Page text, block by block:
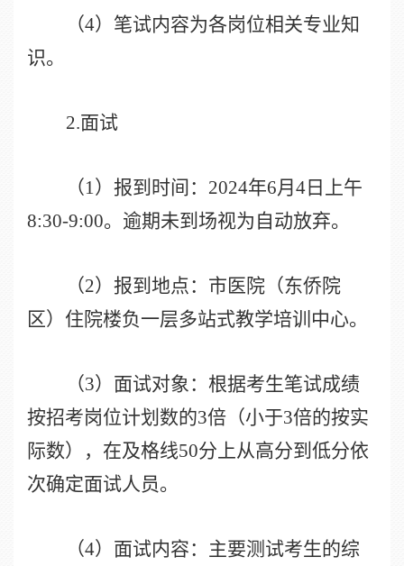
（4）笔试内容为各岗位相关专业知
识。
2.面试
（1 ）报到时间： 2024年6月 4 日上午
8:30-9:00。逾期未到场视为自动放弃。
（2）报到地点：市医院（东侨院
区）住院楼负一层多站式教学培训中心。
（3）面试对象：根据考生笔试成绩
按招考岗位计划数的3倍（小于3倍的按实
际数），在及格线50分上从高分到低分依
次确定面试人员。
（4）面试内容：主要测试考生的综